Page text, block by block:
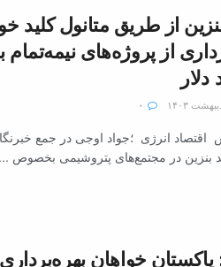
از طریق متانول کلید
دلار
انرژی ؛جواد اوجی در جمع
بنزین در مجتمع‌های پتروشیمی بخصوص ...
خواهان